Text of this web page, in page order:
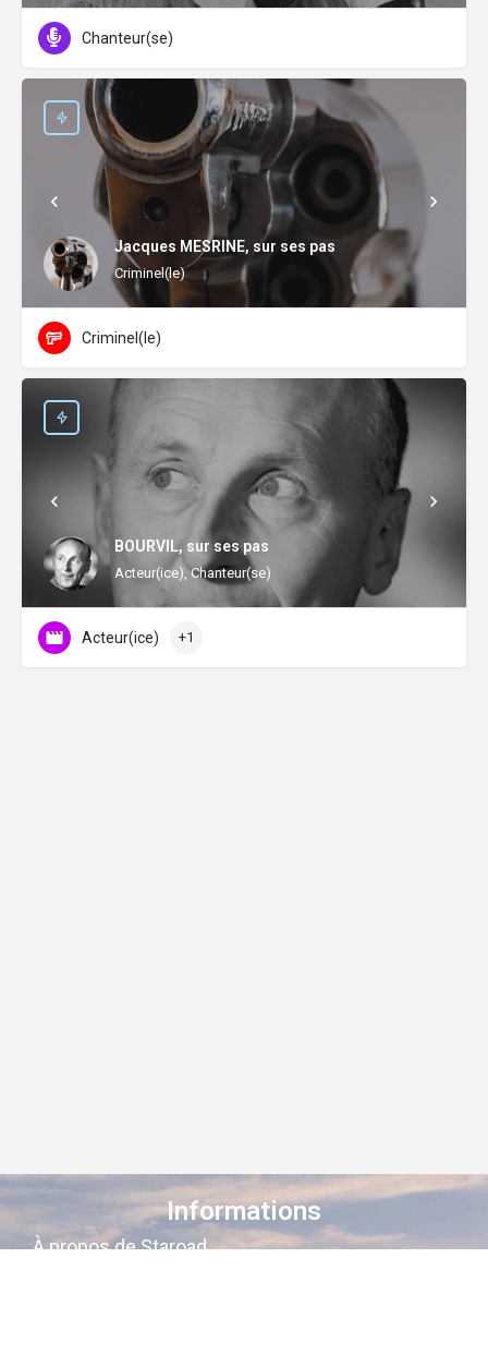
Chanteur(se)
Jacques MESRINE, sur ses pas
Criminel(le)
Criminel(le)
BOURVIL, sur ses pas
Acteur(ice), Chanteur(se)
Acteur(ice) +1
Informations
À propos de Staroad